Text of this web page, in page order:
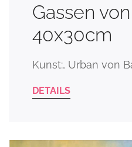
Gassen
40x30cm
Kunst:, Urban von
DETAILS